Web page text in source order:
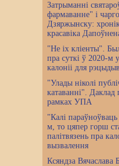
Затрыманні
фармаванне" і
Дзяржынску:
красавіка
"Не іх кліенты".
пра суткі ў 2020-
калоніі для
"Улады ніколі
катаванні". Даклад
рамках УПА
"Калі
м, то цяпер горш
палітвязень пра
вызвалення
Ксяндза Вячаслава